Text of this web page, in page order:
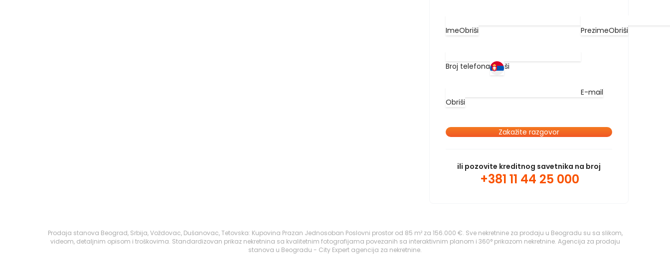
ImeObriši PrezimeObriši
Broj telefonaObriši
E-mail
Obriši
Zakažite razgovor
ili pozovite kreditnog savetnika na broj
+381 11 44 25 000
Prodaja stanova Beograd, Srbija, Voždovac, Dušanovac, Tetovska: Kupovina Prazan Jednosoban Poslovni prostor od 85 m² za 156.000 €. Sve nekretnine za prodaju u Beogradu su sa slikom,
videom, detaljnim opisom i troškovima. Standardizovan prikaz nekretnina sa kvalitetnim fotografijama povezanih sa interaktivnim planom i 360° prikazom nekretnine. Agencija za prodaju
stanova u Beogradu - City Expert agencija za nekretnine.